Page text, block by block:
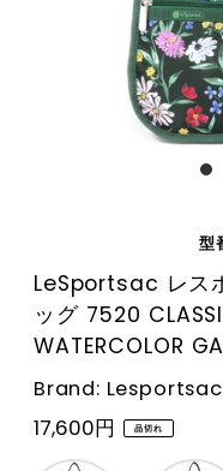
型
LeSportsac レス
ッグ 7520
WATERCOLOR
Brand: Lesportsac
17,600円 品切れ